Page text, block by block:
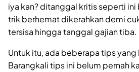
iya kan? ditanggal kritis seperti
trik berhemat dikerahkan demi
tersisa hingga tanggal gajian tiba.
Untuk itu, ada beberapa tips yang
Barangkali tips ini belum pernah